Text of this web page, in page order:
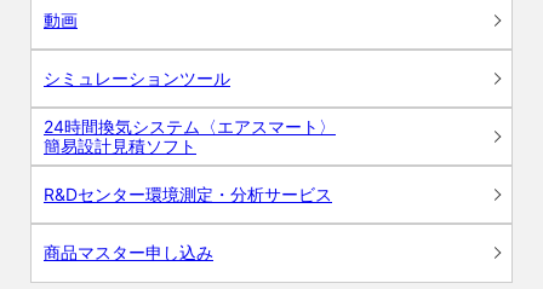
動画
シミュレーションツール
24時間換気システム〈エアスマート〉
簡易設計見積ソフト
R&Dセンター環境測定・分析サービス
商品マスター申し込み